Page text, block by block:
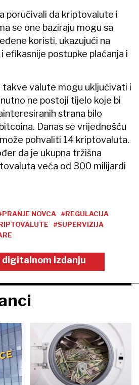
poručivali da kriptovalute i
se one baziraju mogu sa
koristi, ukazujući na
efikasnije postupke plaćanja i
takve valute mogu uključivati i
ne postoji tijelo koje bi
strana bilo
Danas se vrijednošću
pohvaliti 14 kriptovaluta.
da je ukupna tržišna
veća od 300 milijardi
NOVCA
#REGULACIJA
#SUPERVIZIJA
izdanju